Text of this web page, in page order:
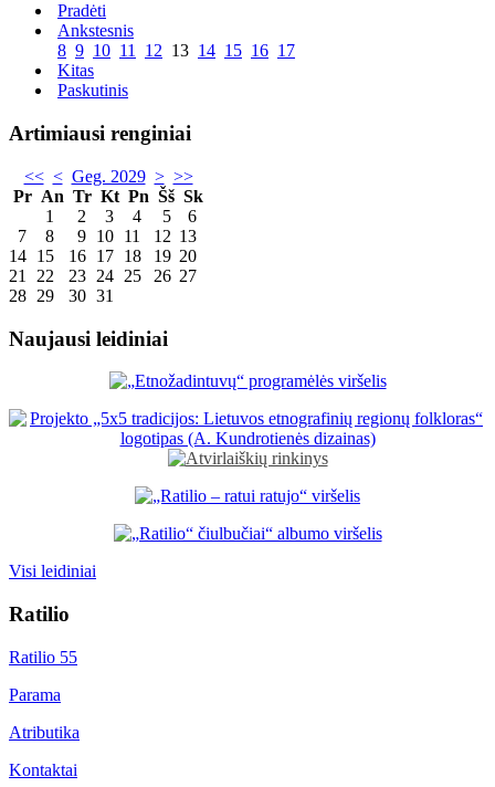
Pradėti
Ankstesnis
8 9 10 11 12 13 14 15 16 17
Kitas
Paskutinis
Artimiausi renginiai
<< < Geg. 2029 > >>
Pr An Tr Kt Pn Šš Sk
1
2 3 4 5
6
7
8 9 10 11 12 13
14 15 16 17 18 19 20
21
22 23 24 25 26 27
28 29 30 31
Naujausi leidiniai
Visi leidiniai
Ratilio
Ratilio 55
Parama
Atributika
Kontaktai